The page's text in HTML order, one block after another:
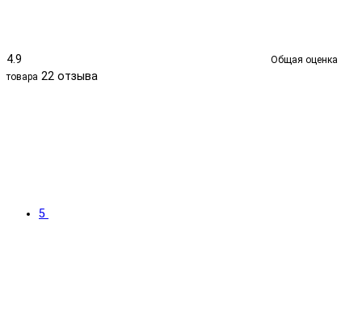
4.9
Общая оценка
товара 22 отзыва
5